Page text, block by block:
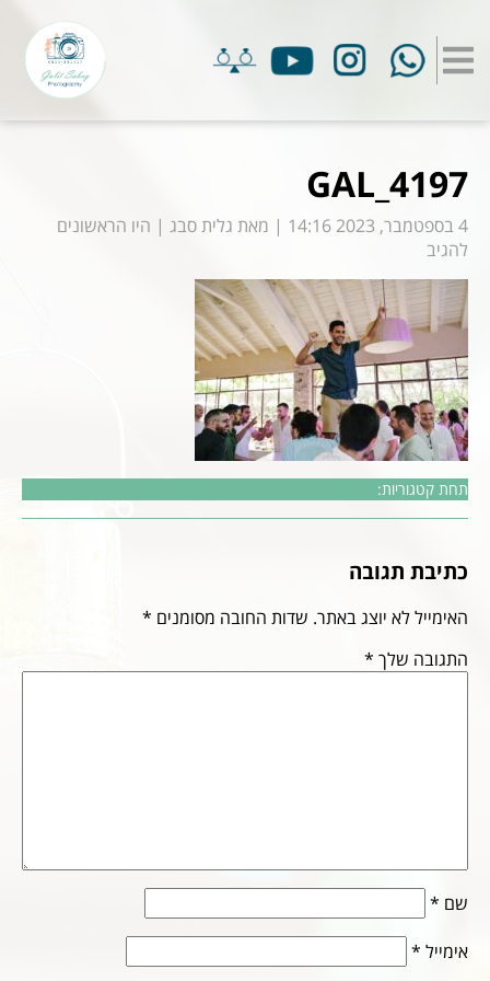
GAL_4197
4 בספטמבר, 2023 14:16 | מאת גלית סבג | היו הראשונים
להגיב
תחת קטגוריות:
כתיבת תגובה
האימייל לא יוצג באתר. שדות החובה מסומנים *
התגובה שלך *
שם *
אימייל *